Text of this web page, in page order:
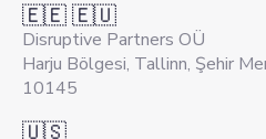
🇪🇪 🇪🇺
Disruptive Partners OÜ
Harju Bölgesi, Tallinn, Şehir
10145
🇺🇸